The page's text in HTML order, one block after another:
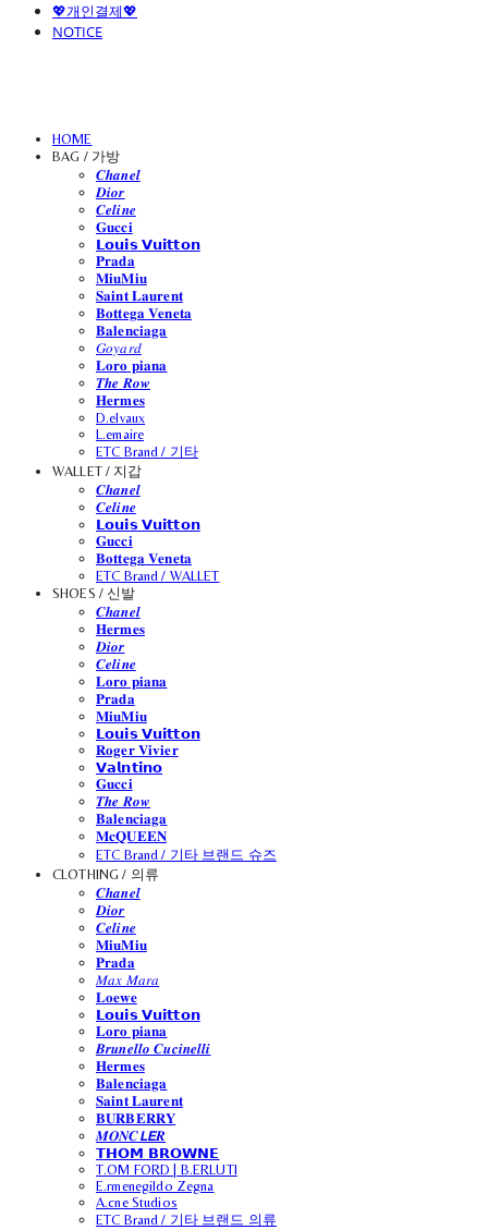
💖개인결제💖
NOTICE
HOME
BAG / 가방
𝑪𝒉𝒂𝒏𝒆𝒍
𝑫𝒊𝒐𝒓
𝑪𝒆𝒍𝒊𝒏𝒆
𝐆𝐮𝐜𝐜𝐢
𝗟𝗼𝘂𝗶𝘀 𝗩𝘂𝗶𝘁𝘁𝗼𝗻
𝐏𝐫𝐚𝐝𝐚
𝐌𝐢𝐮𝐌𝐢𝐮
𝐒𝐚𝐢𝐧𝐭 𝐋𝐚𝐮𝐫𝐞𝐧𝐭
𝐁𝐨𝐭𝐭𝐞𝐠𝐚 𝐕𝐞𝐧𝐞𝐭𝐚
𝐁𝐚𝐥𝐞𝐧𝐜𝐢𝐚𝐠𝐚
𝐺𝑜𝑦𝑎𝑟𝑑
𝐋𝐨𝐫𝐨 𝐩𝐢𝐚𝐧𝐚
𝑻𝒉𝒆 𝑹𝒐𝒘
𝐇𝐞𝐫𝐦𝐞𝐬
D.elvaux
L.emaire
ETC Brand / 기타
WALLET / 지갑
𝑪𝒉𝒂𝒏𝒆𝒍
𝑪𝒆𝒍𝒊𝒏𝒆
𝗟𝗼𝘂𝗶𝘀 𝗩𝘂𝗶𝘁𝘁𝗼𝗻
𝐆𝐮𝐜𝐜𝐢
𝐁𝐨𝐭𝐭𝐞𝐠𝐚 𝐕𝐞𝐧𝐞𝐭𝐚
ETC Brand / WALLET
SHOES / 신발
𝑪𝒉𝒂𝒏𝒆𝒍
𝐇𝐞𝐫𝐦𝐞𝐬
𝑫𝒊𝒐𝒓
𝑪𝒆𝒍𝒊𝒏𝒆
𝐋𝐨𝐫𝐨 𝐩𝐢𝐚𝐧𝐚
𝐏𝐫𝐚𝐝𝐚
𝐌𝐢𝐮𝐌𝐢𝐮
𝗟𝗼𝘂𝗶𝘀 𝗩𝘂𝗶𝘁𝘁𝗼𝗻
𝐑𝐨𝐠𝐞𝐫 𝐕𝐢𝐯𝐢𝐞𝐫
𝗩𝗮𝗹𝗻𝘁𝗶𝗻𝗼
𝐆𝐮𝐜𝐜𝐢
𝑻𝒉𝒆 𝑹𝒐𝒘
𝐁𝐚𝐥𝐞𝐧𝐜𝐢𝐚𝐠𝐚
𝐌𝐜𝐐𝐔𝐄𝐄𝐍
ETC Brand / 기타 브랜드 슈즈
CLOTHING / 의류
𝑪𝒉𝒂𝒏𝒆𝒍
𝑫𝒊𝒐𝒓
𝑪𝒆𝒍𝒊𝒏𝒆
𝐌𝐢𝐮𝐌𝐢𝐮
𝐏𝐫𝐚𝐝𝐚
𝑀𝑎𝑥 𝑀𝑎𝑟𝑎
𝐋𝐨𝐞𝐰𝐞
𝗟𝗼𝘂𝗶𝘀 𝗩𝘂𝗶𝘁𝘁𝗼𝗻
𝐋𝐨𝐫𝐨 𝐩𝐢𝐚𝐧𝐚
𝑩𝒓𝒖𝒏𝒆𝒍𝒍𝒐 𝑪𝒖𝒄𝒊𝒏𝒆𝒍𝒍𝒊
𝐇𝐞𝐫𝐦𝐞𝐬
𝐁𝐚𝐥𝐞𝐧𝐜𝐢𝐚𝐠𝐚
𝐒𝐚𝐢𝐧𝐭 𝐋𝐚𝐮𝐫𝐞𝐧𝐭
𝐁𝐔𝐑𝐁𝐄𝐑𝐑𝐘
𝑴𝑶𝑵𝑪𝙇𝙀𝑹
𝗧𝗛𝗢𝗠 𝗕𝗥𝗢𝗪𝗡𝗘
T.OM FORD | B.ERLUTI
E.rmenegildo Zegna
A.cne Studios
ETC Brand / 기타 브랜드 의류